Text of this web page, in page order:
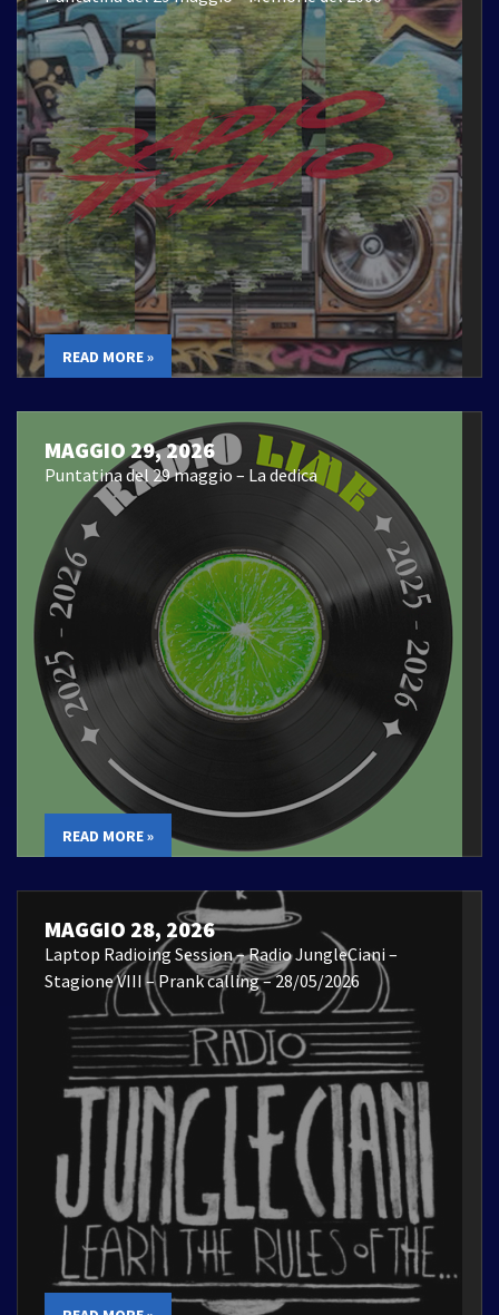
READ MORE »
MAGGIO 29, 2026
Puntatina del 29 maggio – La dedica
READ MORE »
MAGGIO 28, 2026
Laptop Radioing Session – Radio JungleCiani –
Stagione VIII – Prank calling – 28/05/2026